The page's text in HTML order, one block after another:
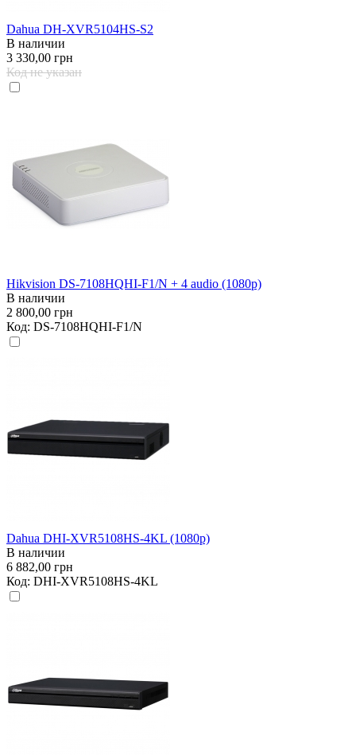
Dahua DH-XVR5104HS-S2
В наличии
3 330,00 грн
Код не указан
Hikvision DS-7108HQHI-F1/N + 4 audio (1080p)
В наличии
2 800,00 грн
Код: DS-7108HQHI-F1/N
Dahua DHI-XVR5108HS-4KL (1080p)
В наличии
6 882,00 грн
Код: DHI-XVR5108HS-4KL